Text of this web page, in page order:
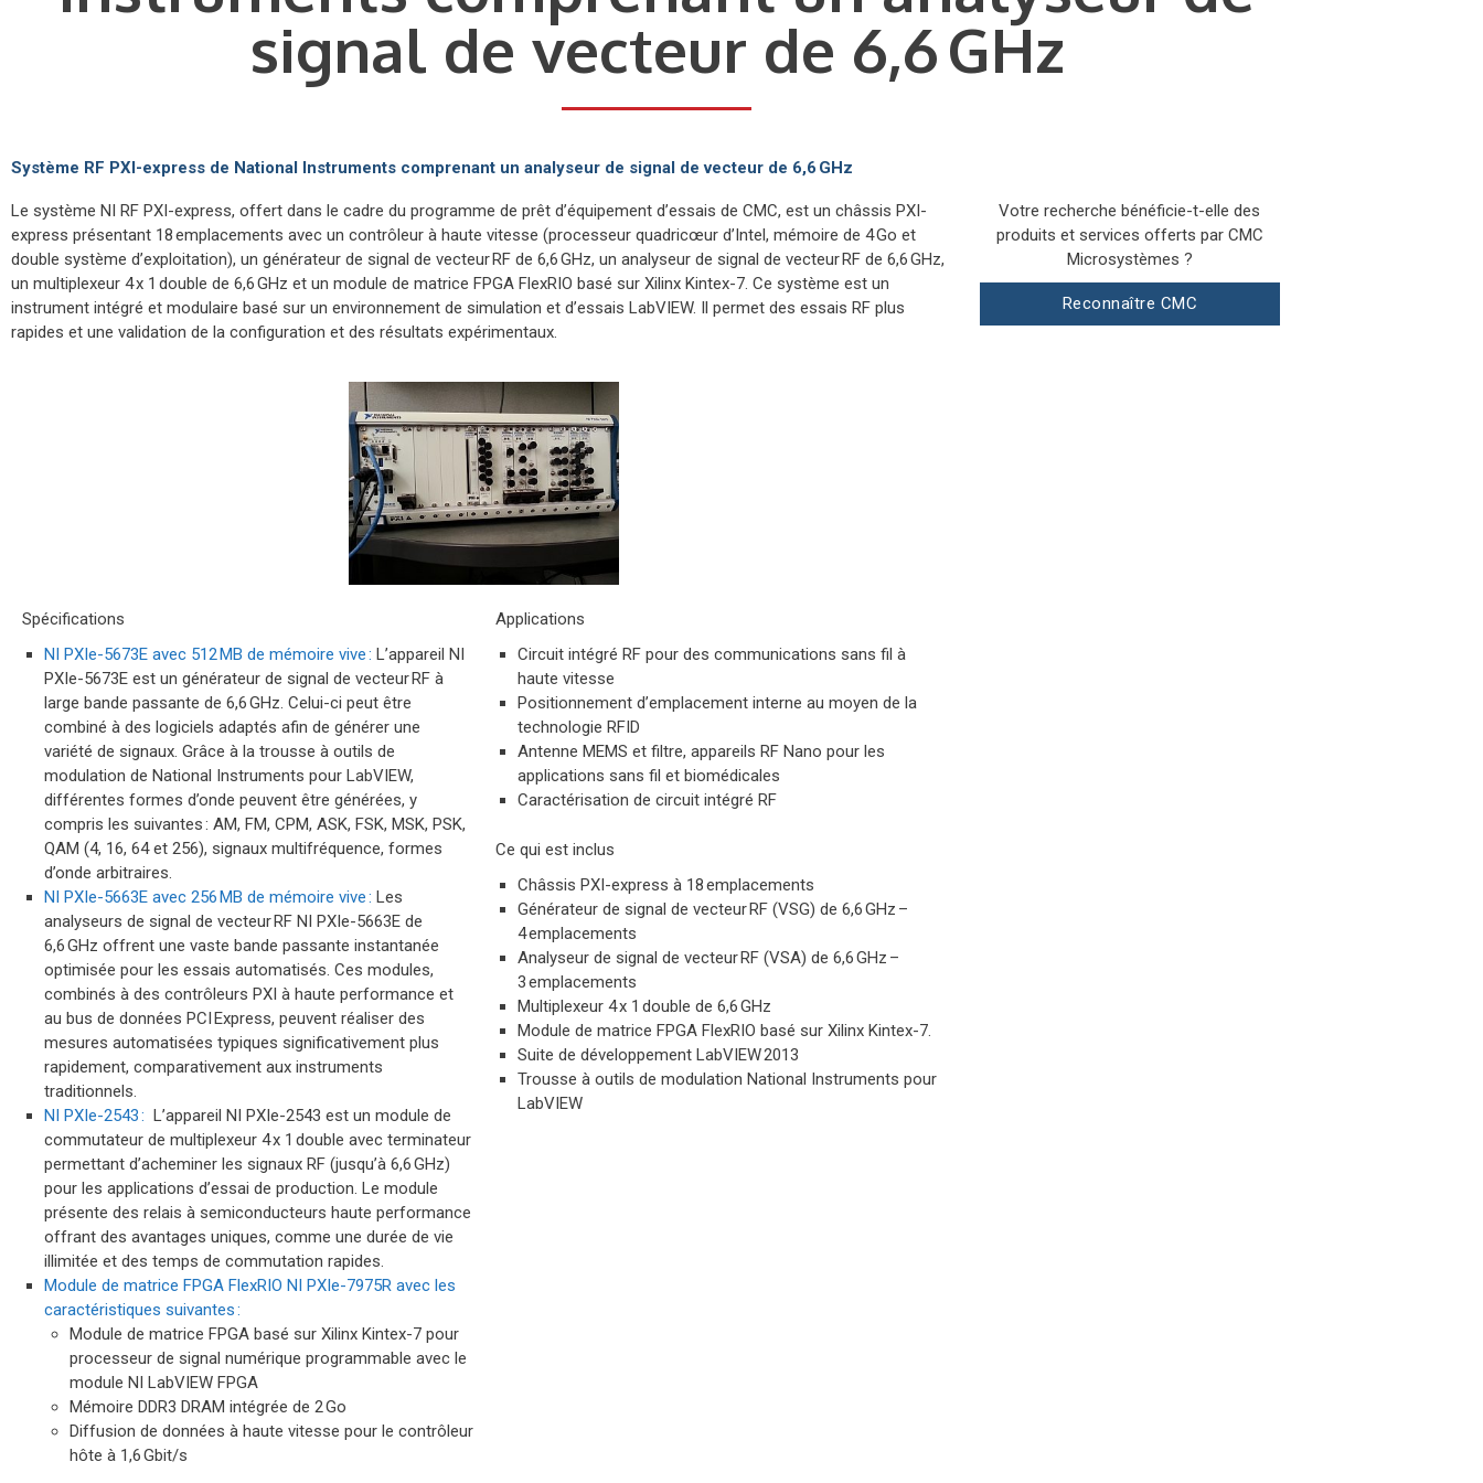
signal de vecteur de 6,6 GHz
Système RF PXI-express de National Instruments comprenant un analyseur de signal de vecteur de 6,6 GHz
Le système NI RF PXI-express, offert dans le cadre du programme de prêt d’équipement d’essais de CMC, est un châssis PXI-
express présentant 18 emplacements avec un contrôleur à haute vitesse (processeur quadricœur d’Intel, mémoire de 4 Go et
double système d’exploitation), un générateur de signal de vecteur RF de 6,6 GHz, un analyseur de signal de vecteur RF de 6,6 GHz,
un multiplexeur 4 x 1 double de 6,6 GHz et un module de matrice FPGA FlexRIO basé sur Xilinx Kintex-7. Ce système est un
instrument intégré et modulaire basé sur un environnement de simulation et d’essais LabVIEW. Il permet des essais RF plus
rapides et une validation de la configuration et des résultats expérimentaux.
Spécifications​
NI PXIe-5673E avec 512 MB de mémoire vive : L’appareil NI
PXIe-5673E est un générateur de signal de vecteur RF à
large bande passante de 6,6 GHz. Celui-ci peut être
combiné à des logiciels adaptés afin de générer une
variété de signaux. Grâce à la trousse à outils de
modulation de National Instruments pour LabVIEW,
différentes formes d’onde peuvent être générées, y
compris les suivantes : AM, FM, CPM, ASK, FSK, MSK, PSK,
QAM (4, 16, 64 et 256), signaux multifréquence, formes
d’onde arbitraires.
NI PXIe-5663E avec 256 MB de mémoire vive : Les
analyseurs de signal de vecteur RF NI PXIe-5663E de
6,6 GHz offrent une vaste bande passante instantanée
optimisée pour les essais automatisés. Ces modules,
combinés à des contrôleurs PXI à haute performance et
au bus de données PCI Express, peuvent réaliser des
mesures automatisées typiques significativement plus
rapidement, comparativement aux instruments
traditionnels.
NI PXIe-2543 : L’appareil NI PXIe-2543 est un module de
commutateur de multiplexeur 4 x 1 double avec terminateur
permettant d’acheminer les signaux RF (jusqu’à 6,6 GHz)
pour les applications d’essai de production. Le module
présente des relais à semiconducteurs haute performance
offrant des avantages uniques, comme une durée de vie
illimitée et des temps de commutation rapides.
Module de matrice FPGA FlexRIO NI PXIe-7975R avec les
caractéristiques suivantes :
Module de matrice FPGA basé sur Xilinx Kintex-7 pour
processeur de signal numérique programmable avec le
module NI LabVIEW FPGA
Mémoire DDR3 DRAM intégrée de 2 Go
Diffusion de données à haute vitesse pour le contrôleur
hôte à 1,6 Gbit/s
Applications
Circuit intégré RF pour des communications sans fil à
haute vitesse
Positionnement d’emplacement interne au moyen de la
technologie RFID
Antenne MEMS et filtre, appareils RF Nano pour les
applications sans fil et biomédicales
Caractérisation de circuit intégré RF
Ce qui est inclus
Châssis PXI-express à 18 emplacements
Générateur de signal de vecteur RF (VSG) de 6,6 GHz –
4 emplacements
Analyseur de signal de vecteur RF (VSA) de 6,6 GHz –
3 emplacements
Multiplexeur 4 x 1 double de 6,6 GHz
Module de matrice FPGA FlexRIO basé sur Xilinx Kintex-7.
Suite de développement LabVIEW 2013
Trousse à outils de modulation National Instruments pour
LabVIEW
Votre recherche bénéficie-t-elle des
produits et services offerts par CMC
Microsystèmes ?
Reconnaître CMC